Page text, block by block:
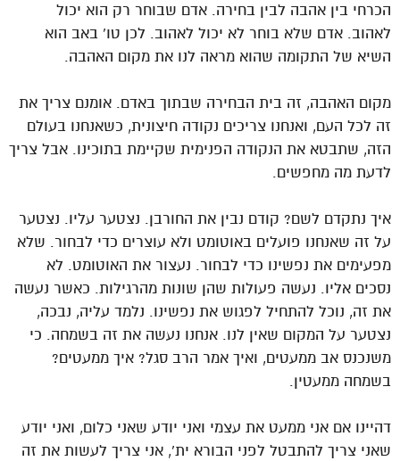
הכרחי בין אהבה לבין בחירה. אדם שבוחר רק הוא יכול
לאהוב. אדם שלא בוחר לא יכול לאהוב. לכן טו’ באב הוא
השיא של התקומה שהוא מראה לנו את מקום האהבה.
מקום האהבה, זה בית הבחירה שבתוך באדם. אומנם צריך את
זה לכל העם, ואנחנו צריכים נקודה חיצונית, כשאנחנו בעולם
הזה, שתבטא את הנקודה הפנימית שקיימת בתוכינו. אבל צריך
לדעת מה מחפשים.
איך נתקדם לשם? קודם נבין את החורבן. נצטער עליו. נצטער
על זה שאנחנו פועלים באוטומט ולא עוצרים כדי לבחור. שלא
מפעימים את נפשינו כדי לבחור. נעצור את האוטומט. לא
נסכים אליו. נעשה פעולות שהן שונות מהרגילות. כאשר נעשה
את זה, נוכל להתחיל לפגוש את נפשינו. נלמד עליה, נבכה,
נצטער על המקום שאין לנו. אנחנו נעשה את זה בשמחה. כי
משנכנס אב ממעטים, ואיך אמר הרב סגל? איך ממעטים?
בשמחה ממעטין.
דהיינו אם אני ממעט את עצמי ואני יודע שאני כלום, ואני יודע
שאני צריך להתבטל לפני הבורא ית’, אני צריך לעשות את זה